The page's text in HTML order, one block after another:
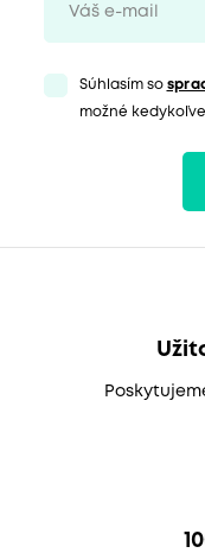
Súhlasím so
možné